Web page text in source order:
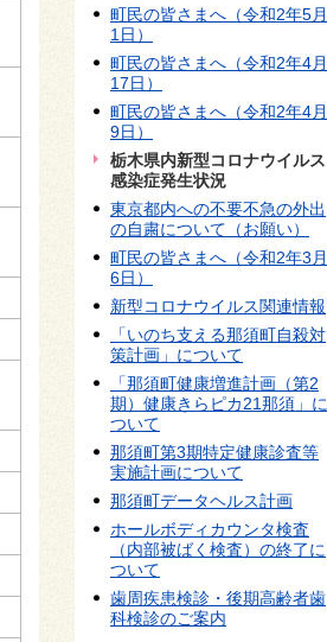
町民の皆さまへ（令和2年5月
1日）
町民の皆さまへ（令和2年4月
17日）
町民の皆さまへ（令和2年4月
9日）
栃木県内新型コロナウイルス
感染症発生状況
東京都内への不要不急の外出
の自粛について（お願い）
町民の皆さまへ（令和2年3月
6日）
新型コロナウイルス関連情報
「いのち支える那須町自殺対
策計画」について
「那須町健康増進計画（第2
期）健康きらピカ21那須」に
ついて
那須町第3期特定健康診査等
実施計画について
那須町データヘルス計画
ホールボディカウンタ検査
（内部被ばく検査）の終了に
ついて
歯周疾患検診・後期高齢者歯
科検診のご案内